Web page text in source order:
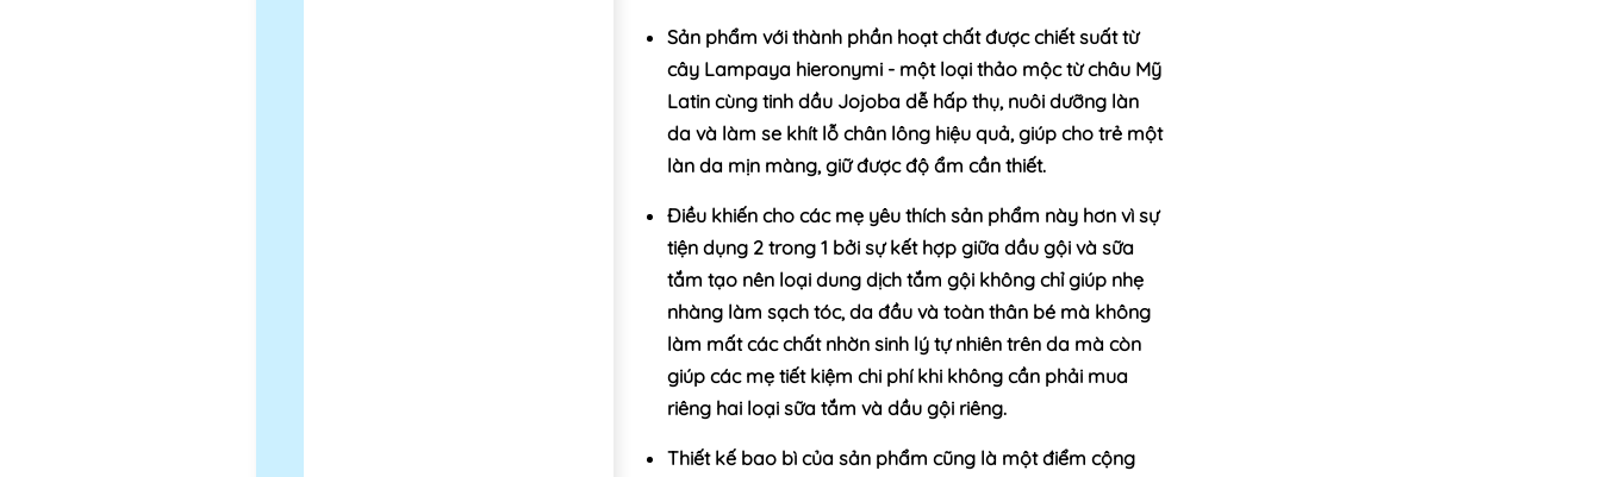
Sản phẩm với thành phần hoạt chất được chiết suất từ
cây Lampaya hieronymi - một loại thảo mộc từ châu Mỹ
Latin cùng tinh dầu Jojoba dễ hấp thụ, nuôi dưỡng làn
da và làm se khít lỗ chân lông hiệu quả, giúp cho trẻ một
làn da mịn màng, giữ được độ ẩm cần thiết.
Điều khiến cho các mẹ yêu thích sản phẩm này hơn vì sự
tiện dụng 2 trong 1 bởi sự kết hợp giữa dầu gội và sữa
tắm tạo nên loại dung dịch tắm gội không chỉ giúp nhẹ
nhàng làm sạch tóc, da đầu và toàn thân bé mà không
làm mất các chất nhờn sinh lý tự nhiên trên da mà còn
giúp các mẹ tiết kiệm chi phí khi không cần phải mua
riêng hai loại sữa tắm và dầu gội riêng.
Thiết kế bao bì của sản phẩm cũng là một điểm cộng